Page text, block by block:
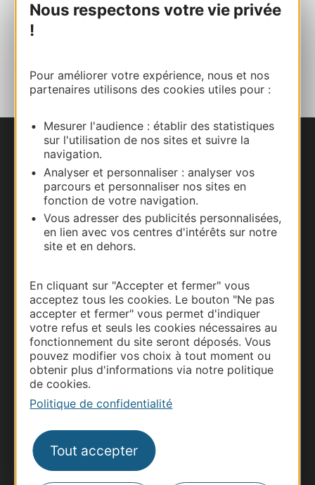
Nous respectons votre vie privée
!
Pour améliorer votre expérience, nous et nos
partenaires utilisons des cookies utiles pour :
Mesurer l'audience : établir des statistiques
sur l'utilisation de nos sites et suivre la
navigation.
Analyser et personnaliser : analyser vos
parcours et personnaliser nos sites en
fonction de votre navigation.
Vous adresser des publicités personnalisées,
en lien avec vos centres d'intérêts sur notre
site et en dehors.
En cliquant sur "Accepter et fermer" vous
acceptez tous les cookies. Le bouton "Ne pas
accepter et fermer" vous permet d'indiquer
votre refus et seuls les cookies nécessaires au
fonctionnement du site seront déposés. Vous
pouvez modifier vos choix à tout moment ou
obtenir plus d'informations via notre politique
de cookies.
Politique de confidentialité
Tout accepter
Site internet
Nous contacter
Carte interactive
Documentation
Thermalisme
Business/Mice
Pros d'Occitanie
Site presse et d'influence
Voyagistes